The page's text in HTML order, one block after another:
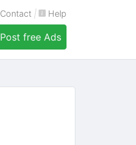
Contact | Help
Post free Ads